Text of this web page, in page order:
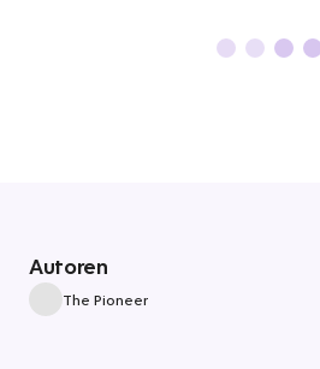
Autoren
The Pioneer